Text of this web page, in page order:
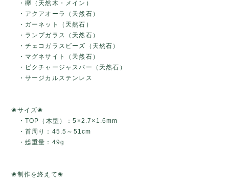
・欅（天然木・メイン）
・アクアオーラ（天然石）
・ガーネット（天然石）
・ランプガラス（天然石）
・チェコガラスビーズ（天然石）
・マグネサイト（天然石）
・ピクチャージャスパー（天然石）
・サージカルステンレス
❀サイズ❀
・TOP（木型）：5×2.7×1.6mm
・首周り：45.5～51cm
・総重量：49g
❀制作を終えて❀